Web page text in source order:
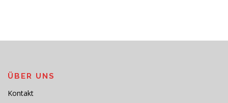
ÜBER UNS
Kontakt